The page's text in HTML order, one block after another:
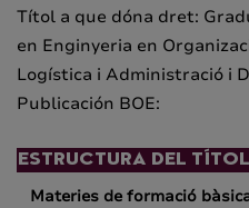
Títol a que dóna dret:
en Enginyeria en
Logística i Administració i
Publicación BOE:
ESTRUCTURA DEL TÍTOL
Materies de formació